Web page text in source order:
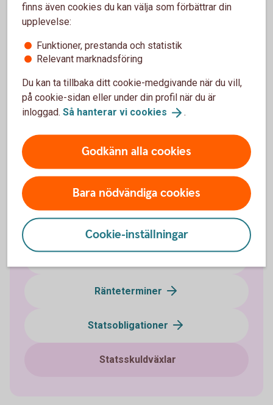
Vad behövs för att kunna handla?
Ränteplaceringar
Bostadsobligationer
Certifikat
FRA
Företagsobligationer
Ränteterminer
Statsobligationer
Statsskuldväxlar
finns även cookies du kan välja som förbättrar din
upplevelse:
Funktioner, prestanda och statistik
Relevant marknadsföring
Du kan ta tillbaka ditt cookie-medgivande när du vill,
på cookie-sidan eller under din profil när du är
inloggad. Så hanterar vi cookies .
Godkänn alla cookies
Bara nödvändiga cookies
Cookie-inställningar